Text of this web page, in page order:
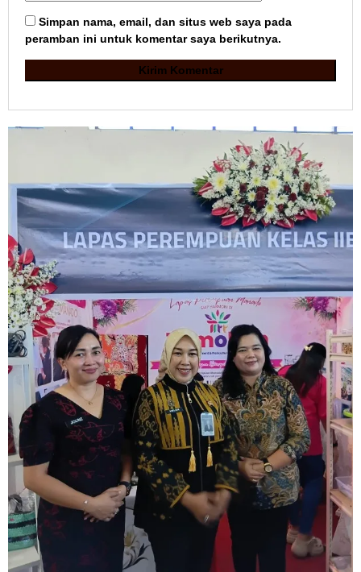
Simpan nama, email, dan situs web saya pada
peramban ini untuk komentar saya berikutnya.